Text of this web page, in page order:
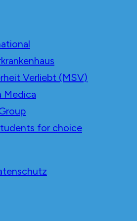
Verliebt (MSV)
Medica
for choice